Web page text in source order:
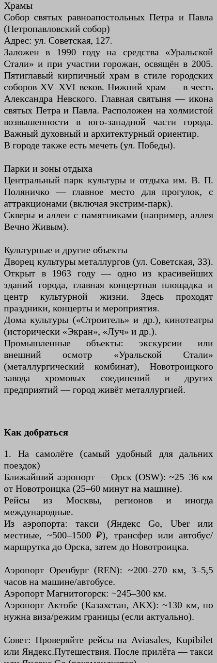
Храмы
Собор святых равноапостольных Петра и Павла
(Петропавловский собор)
Адрес: ул. Советская, 127.
Заложен в 1990 году на средства «Уральской
Стали» и при участии горожан, освящён в 2005.
Пятиглавый кирпичный храм в стиле городских
соборов XV–XVI веков. Нижний храм — в честь
Александра Невского. Главная святыня — икона
святых Петра и Павла. Расположен на холмистой
возвышенности в юго-западной части города.
Важный духовный и архитектурный ориентир.
В городе также есть мечеть (ул. Победы).
Парки и зоны отдыха
Центральный парк культуры и отдыха им. В. П.
Поляничко — главное место для прогулок, с
аттракционами (включая экстрим-парк).
Скверы и аллеи с памятниками (например, аллея
Вечно Живым).
Культурные и другие объекты
Дворец культуры металлургов (ул. Советская, 33).
Открыт в 1963 году — одно из красивейших
зданий города, главная концертная площадка и
центр культурной жизни. Здесь проходят
праздники, концерты и мероприятия.
Дома культуры («Строитель» и др.), кинотеатры
(исторически «Экран», «Луч» и др.).
Промышленные объекты: экскурсии или
внешний осмотр «Уральской Стали»
(металлургический комбинат), Новотроицкого
завода хромовых соединений и других
предприятий — город живёт металлургией.
Как добраться
1. На самолёте (самый удобный для дальних
поездок)
Ближайший аэропорт — Орск (OSW): ~25–36 км
от Новотроицка (25–60 минут на машине).
Рейсы из Москвы, регионов и иногда
международные.
Из аэропорта: такси (Яндекс Go, Uber или
местные, ~500–1500 ₽), трансфер или автобус/
маршрутка до Орска, затем до Новотроицка.
Аэропорт Оренбург (REN): ~200–270 км, 3–5,5
часов на машине/автобусе.
Аэропорт Магнитогорск: ~245–300 км.
Аэропорт Актобе (Казахстан, AKX): ~130 км, но
нужна виза/режим границы (если актуально).
Совет: Проверяйте рейсы на Aviasales, Kupibilet
или Яндекс.Путешествия. После прилёта — такси